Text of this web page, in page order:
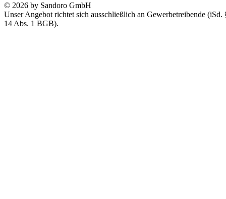
© 2026 by Sandoro GmbH
Unser Angebot richtet sich ausschließlich an Gewerbetreibende (iSd.
14 Abs. 1 BGB).